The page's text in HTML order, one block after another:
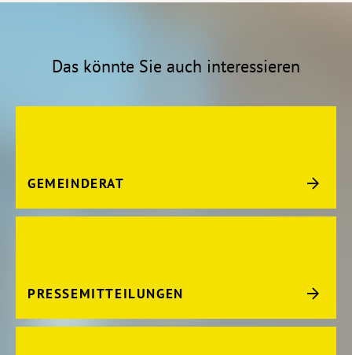
Das könnte Sie auch interessieren
GEMEINDERAT
PRESSEMITTEILUNGEN